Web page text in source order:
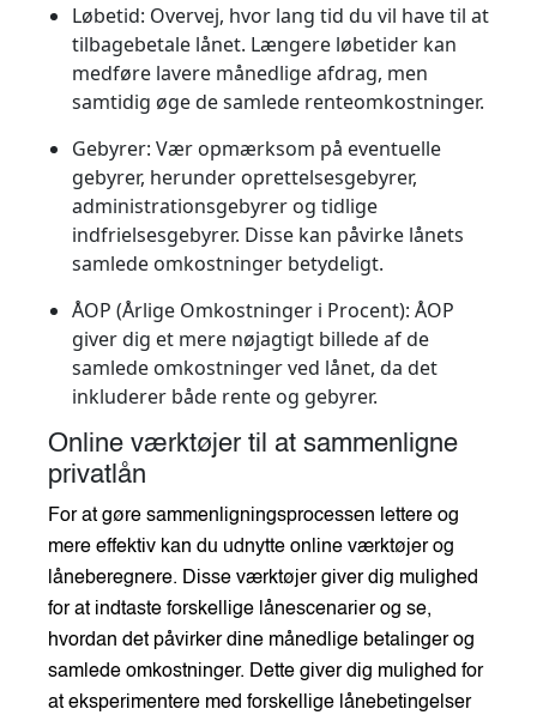
Løbetid: Overvej, hvor lang tid du vil have til at
tilbagebetale lånet. Længere løbetider kan
medføre lavere månedlige afdrag, men
samtidig øge de samlede renteomkostninger.
Gebyrer: Vær opmærksom på eventuelle
gebyrer, herunder oprettelsesgebyrer,
administrationsgebyrer og tidlige
indfrielsesgebyrer. Disse kan påvirke lånets
samlede omkostninger betydeligt.
ÅOP (Årlige Omkostninger i Procent): ÅOP
giver dig et mere nøjagtigt billede af de
samlede omkostninger ved lånet, da det
inkluderer både rente og gebyrer.
Online værktøjer til at sammenligne
privatlån
For at gøre sammenligningsprocessen lettere og
mere effektiv kan du udnytte online værktøjer og
låneberegnere. Disse værktøjer giver dig mulighed
for at indtaste forskellige lånescenarier og se,
hvordan det påvirker dine månedlige betalinger og
samlede omkostninger. Dette giver dig mulighed for
at eksperimentere med forskellige lånebetingelser